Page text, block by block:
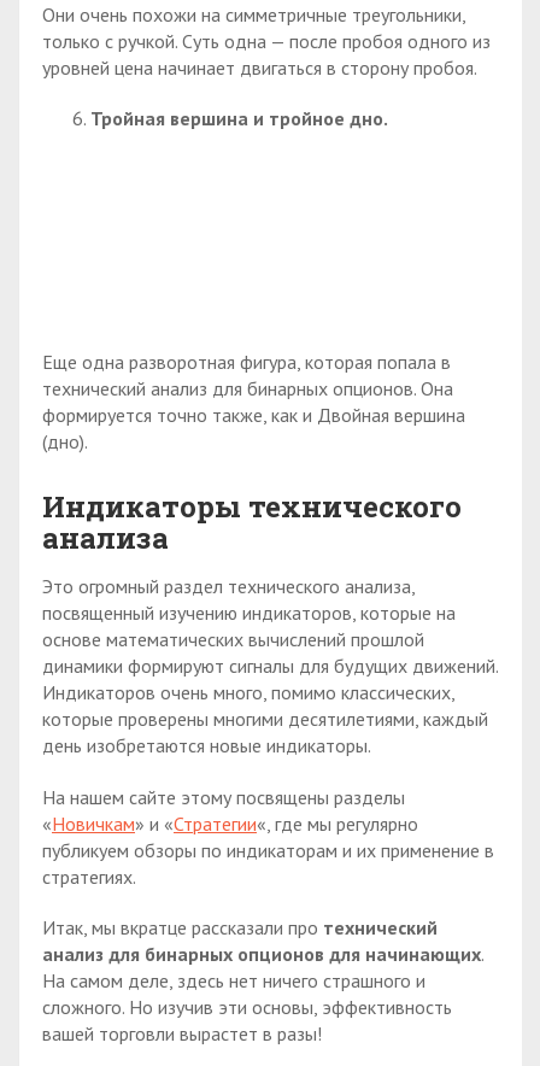
Они очень похожи на симметричные треугольники,
только с ручкой. Суть одна — после пробоя одного из
уровней цена начинает двигаться в сторону пробоя.
Тройная вершина и тройное дно.
Еще одна разворотная фигура, которая попала в
технический анализ для бинарных опционов. Она
формируется точно также, как и Двойная вершина
(дно).
Индикаторы технического
анализа
Это огромный раздел технического анализа,
посвященный изучению индикаторов, которые на
основе математических вычислений прошлой
динамики формируют сигналы для будущих движений.
Индикаторов очень много, помимо классических,
которые проверены многими десятилетиями, каждый
день изобретаются новые индикаторы.
На нашем сайте этому посвящены разделы
«Новичкам» и «Стратегии«, где мы регулярно
публикуем обзоры по индикаторам и их применение в
стратегиях.
Итак, мы вкратце рассказали про технический
анализ для бинарных опционов для начинающих.
На самом деле, здесь нет ничего страшного и
сложного. Но изучив эти основы, эффективность
вашей торговли вырастет в разы!